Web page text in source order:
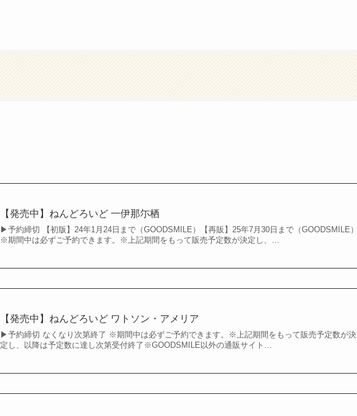
【発売中】ねんどろいど 一伊那尓栖
▶︎予約締切 【初版】24年1月24日まで（GOODSMILE）【再販】25年7月30日まで（GOODSMILE）
※期間中は必ずご予約できます。※上記期間をもって販売予定数が決定し、…
【発売中】ねんどろいど ワトソン・アメリア
▶︎予約締切 なくなり次第終了 ※期間中は必ずご予約できます。※上記期間をもって販売予定数が決
定し、以降は予定数に達し次第受付終了※GOODSMILE以外の通販サイト…